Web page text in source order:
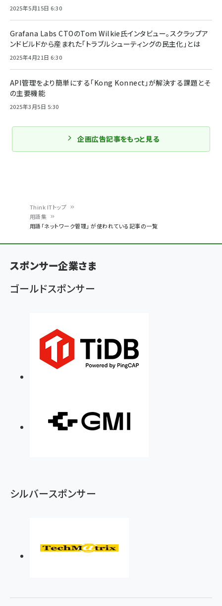
ン
く
ず
Think ITトップ
用語集
用語「ネットワーク管理」 が使われている記事の一覧
2025年5月15日 6:30
Grafana Labs CTOのTom Wilkie氏インタビュー。スクラップア
ンドビルドから産まれた「トラブルシューティングの民主化」とは
2025年4月21日 6:30
API管理をより簡単にする「Kong Konnect」が解決する課題とそ
の主要機能
2025年3月5日 5:30
企画広告記事をもっと見る
スポンサー企業さま
ゴールドスポンサー
シルバースポンサー